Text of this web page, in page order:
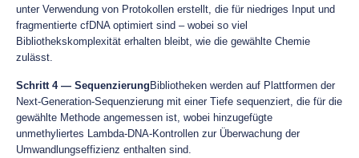
unter Verwendung von Protokollen erstellt, die für niedriges Input und
fragmentierte cfDNA optimiert sind – wobei so viel
Bibliothekskomplexität erhalten bleibt, wie die gewählte Chemie
zulässt.
Schritt 4 — Sequenzierung Bibliotheken werden auf Plattformen der
Next-Generation-Sequenzierung mit einer Tiefe sequenziert, die für die
gewählte Methode angemessen ist, wobei hinzugefügte
unmethyliertes Lambda-DNA-Kontrollen zur Überwachung der
Umwandlungseffizienz enthalten sind.